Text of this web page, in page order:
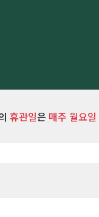
휴관일은 매주 월요일